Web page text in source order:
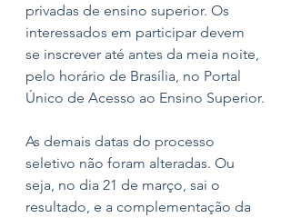
privadas de ensino superior. Os
interessados em participar devem
se inscrever até antes da meia noite,
pelo horário de Brasília, no Portal
Único de Acesso ao Ensino Superior.
As demais datas do processo
seletivo não foram alteradas. Ou
seja, no dia 21 de março, sai o
resultado, e a complementação da